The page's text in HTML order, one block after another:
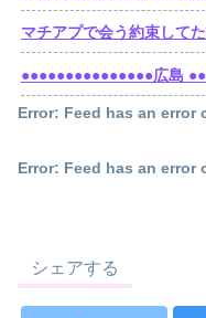
●●●●●●●●●●●●●●●広島
Error: Feed has an error
Error: Feed has an error
シェアする